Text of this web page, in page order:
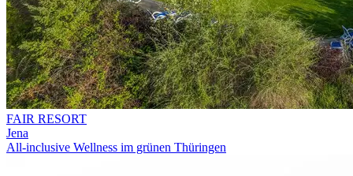
FAIR RESORT
Jena
All-inclusive Wellness im grünen Thüringen